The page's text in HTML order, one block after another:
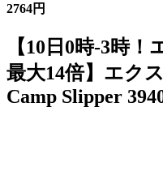
2764円
【10日0時-3時
最大14倍】エク
Camp Slipper